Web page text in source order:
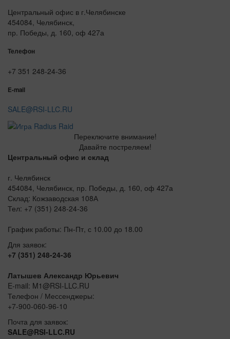
Центральный офис в г.Челябинске
454084, Челябинск,
пр. Победы, д. 160, оф 427а
Телефон
+7 351 248-24-36
E-mail
SALE@RSI-LLC.RU
Переключите внимание!
Давайте постреляем!
Центральный офис и склад
г. Челябинск
454084, Челябинск, пр. Победы, д. 160, оф 427а
Склад: Кожзаводская 108А
Тел: +7 (351) 248-24-36
График работы: Пн-Пт, с 10.00 до 18.00
Для заявок:
+7 (351) 248-24-36
Латышев Александр Юрьевич
E-mail: M1@RSI-LLC.RU
Телефон / Мессенджеры:
+7-900-060-96-10
Почта для заявок:
SALE@RSI-LLC.RU